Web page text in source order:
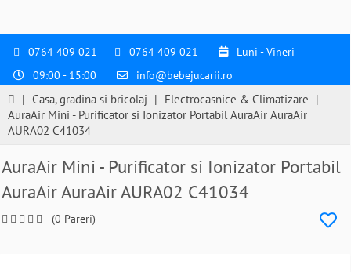
0764 409 021 0764 409 021
Luni - Vineri
09:00 - 15:00
info@bebejucarii.ro
| Casa, gradina si bricolaj | Electrocasnice & Climatizare |
AuraAir Mini - Purificator si Ionizator Portabil AuraAir AuraAir
AURA02 C41034
AuraAir Mini - Purificator si Ionizator Portabil
AuraAir AuraAir AURA02 C41034
(0 Pareri)